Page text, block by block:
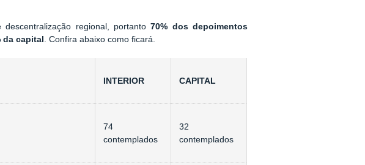
regional, portanto70% dos depoimentos
capital
. Confira abaixo como ficará.
INTERIOR CAPITAL
74
contemplados
32
contemplados